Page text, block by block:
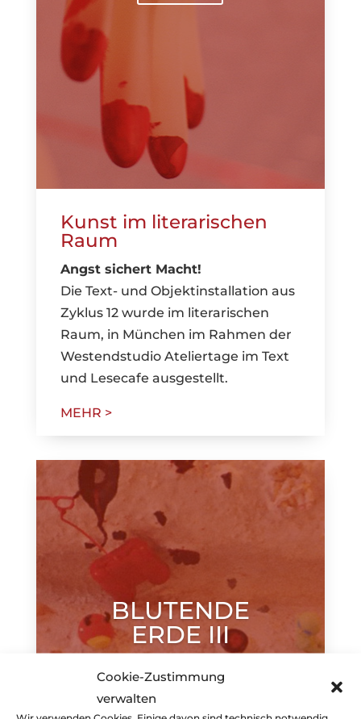
Cookie-Zustimmung
verwalten
Kunst im literarischen
Raum
Angst sichert Macht!
Die Text- und Objektinstallation aus
Zyklus 12 wurde im literarischen
Raum, in München im Rahmen der
Westendstudio Ateliertage im Text
und Lesecafe ausgestellt.
MEHR >
BLUTENDE
ERDE III